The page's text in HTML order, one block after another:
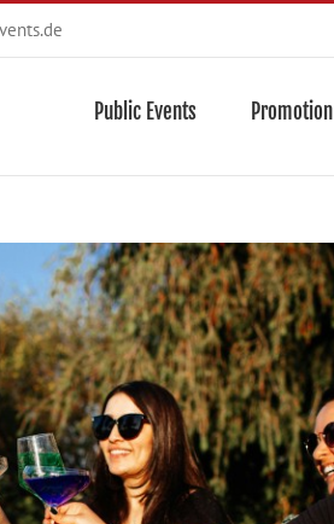
Public Events Promotion